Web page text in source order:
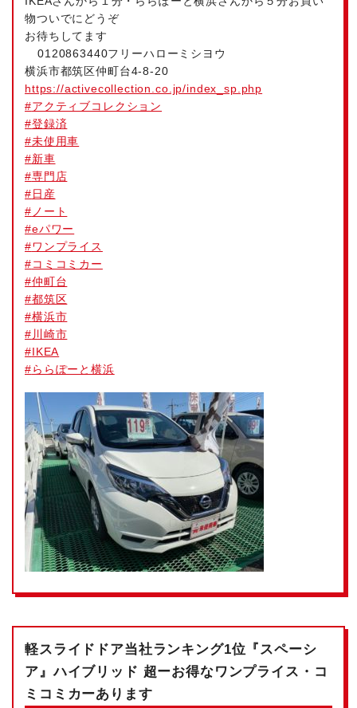
物ついでにどうぞ
お待ちしてます
0120863440フリーハローミシヨウ
横浜市都筑区仲町台4-8-20
https://activecollection.co.jp/index_sp.php
#アクティブコレクション
#登録済
#未使用車
#新車
#専門店
#日産
# ノート
#eパワー
#ワンプライス
#コミコミカー
#仲町台
#都筑区
#横浜市
# 川崎市
#IKEA
#ららぽーと横浜
軽スライドドア当社ランキング1位 『スペーシ
ア』ハイブリッド 超ーお得なワンプライス・コ
ミコミカーあります